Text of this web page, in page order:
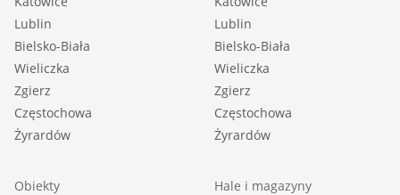
Lublin
Bielsko-Biała
Wieliczka
Zgierz
Częstochowa
Żyrardów
Lublin
Bielsko-Biała
Wieliczka
Zgierz
Częstochowa
Żyrardów
Obiekty
Hale i magazyny